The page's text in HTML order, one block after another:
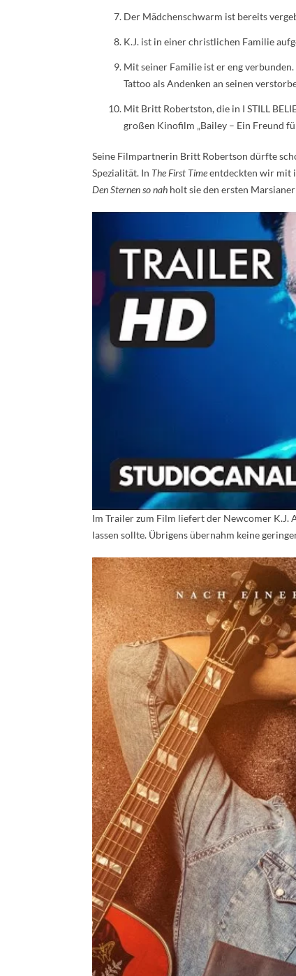
Der Mädchenschwarm ist bereits
K.J. ist in einer christlichen Familie
Mit seiner Familie ist er eng
Tattoo als Andenken an seinen
Mit Britt Robertston, die in I STILL
großen Kinofilm „Bailey – Ein Freund
Seine Filmpartnerin Britt Robertson dürfte
Spezialität. In The First Timeentdeckten wir mit
Den Sternen so nah holt sie den ersten
Im Trailer zum Film liefert der Newcomer K.J.
lassen sollte. Übrigens übernahm keine